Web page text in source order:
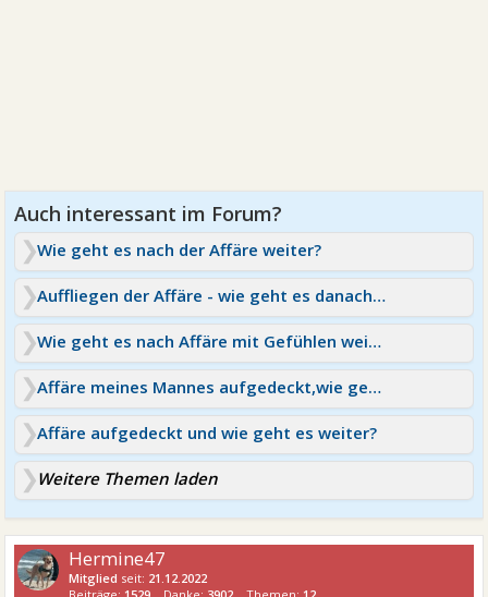
Wie geht es nach der Affäre weiter?
Auffliegen der Affäre - wie geht es danach weiter?
Wie geht es nach Affäre mit Gefühlen weiter?
Affäre meines Mannes aufgedeckt,wie geht es weiter
Affäre aufgedeckt und wie geht es weiter?
Weitere Themen laden
Hermine47
Mitglied seit: 21.12.2022